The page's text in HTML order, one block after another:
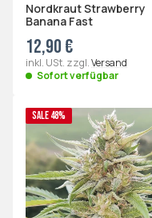
Nordkraut Strawberry
Banana Fast
12,90 €
inkl. USt. zzgl.Versand
Sofort verfügbar
SALE 48%